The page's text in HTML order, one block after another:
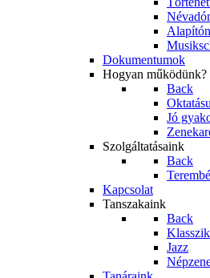
Dokumentumok
Hogyan működünk?
Back
Jó
Szolgáltatásaink
Back
Kapcsolat
Tanszakaink
Back
Jazz